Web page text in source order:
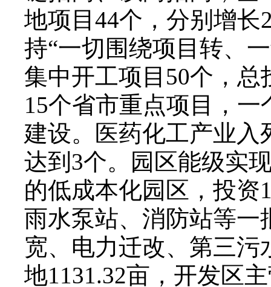
地项目44个，分别增长
持“一切围绕项目转、
集中开工项目50个，总
15个省市重点项目，
建设。医药化工产业入
达到3个。园区能级实
的低成本化园区，投资
雨水泵站、消防站等一
宽、电力迁改、第三
地1131.32亩，开发区